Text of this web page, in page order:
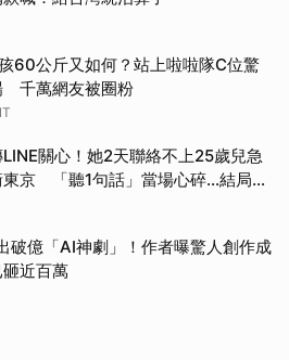
60公斤又如何？站上啦啦隊C位驚
千萬網友被圈粉
關心！她2天聯絡不上25歲兒急
京 「聽1句話」當場心碎...結局看
破億「AI神劇」！作者曝驚人創作成
近百萬